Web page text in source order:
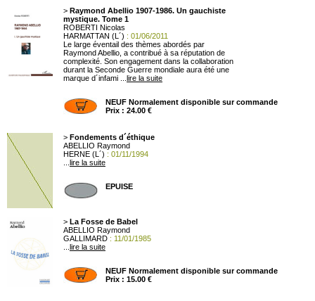
> Raymond Abellio 1907-1986. Un gauchiste
mystique. Tome 1
ROBERTI Nicolas
HARMATTAN (L´) : 01/06/2011
Le large éventail des thèmes abordés par
Raymond Abellio, a contribué à sa réputation de
complexité. Son engagement dans la collaboration
durant la Seconde Guerre mondiale aura été une
marque d´infami ... lire la suite
NEUF Normalement disponible sur commande
Prix : 24.00 €
> Fondements d´éthique
ABELLIO Raymond
HERNE (L´) : 01/11/1994
lire la suite
EPUISE
> La Fosse de Babel
ABELLIO Raymond
GALLIMARD : 11/01/1985
lire la suite
NEUF Normalement disponible sur commande
Prix : 15.00 €